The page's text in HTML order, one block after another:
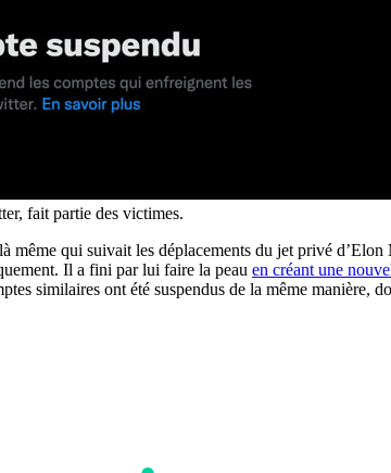
fait partie des victimes.
même qui suivait les déplacements du jet privé
Il a fini par lui faire la peau en créant une
similaires ont été suspendus de la même manière,